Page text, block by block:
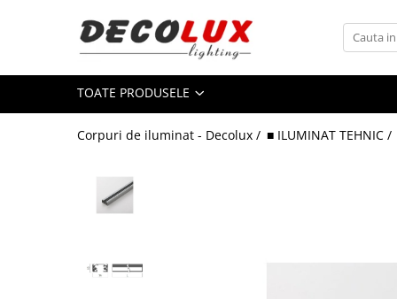
Toate Produsele
■ ILUMINAT DE INTERIOR
CANDELABRE & PENDULE CLASICE
APLICE CLASICE
PLAFONIERE CLASICE
VEIOZE CLASICE
APLICE CRISTAL
TOATE PRODUSELE
Corpuri de iluminat - Decolux / ■ ILUMINAT TEHNIC /